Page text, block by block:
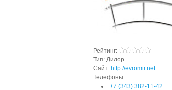
Рейтинг:
Тип: Дилер
Сайт: http://evromir.net
Телефоны:
+7 (343) 382-11-42